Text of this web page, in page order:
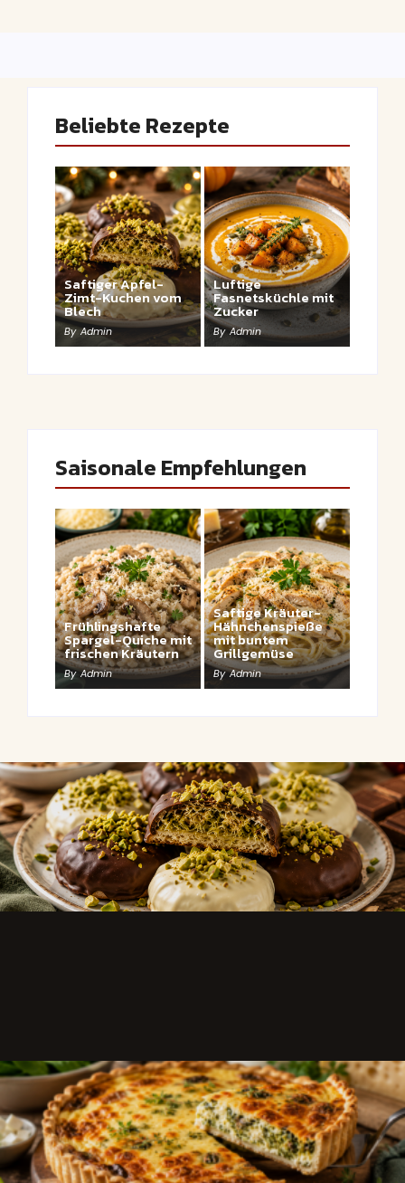
Beliebte Rezepte
Saftiger Apfel-
Zimt-Kuchen vom
Blech
By Admin
Luftige
Fasnetsküchle mit
Zucker
By Admin
Saisonale Empfehlungen
Frühlingshafte
Spargel-Quiche mit
frischen Kräutern
By Admin
Saftige Kräuter-
Hähnchenspieße
mit buntem
Grillgemüse
By Admin